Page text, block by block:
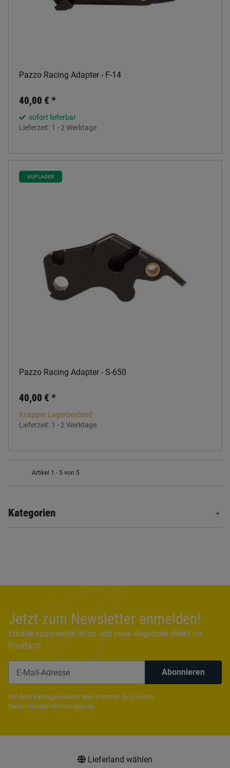
Pazzo Racing Adapter - F-14
40,00 € *
sofort lieferbar
Lieferzeit: 1 - 2 Werktage
AUF LAGER
Pazzo Racing Adapter - S-650
40,00 € *
Knapper Lagerbestand
Lieferzeit: 1 - 2 Werktage
Artikel 1 - 5 von 5
Kategorien
Jetzt zum Newsletter anmelden!
Erhalte spannende Infos und neue Angebote direkt ins
Postfach
Abonnieren
Mit dem Eintragen deiner Mail stimmst du unseren
Dateschutzbestimmungen zu.
Lieferland wählen